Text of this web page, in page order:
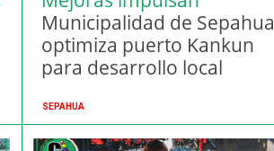
conectividad regional
Municipalidad de Sepahua
optimiza puerto Kankun
para desarrollo local
SEPAHUA